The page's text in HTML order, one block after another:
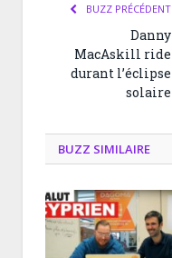
BUZZ PRÉCÉDENT
Danny
MacAskill ride
durant l’éclipse
solaire
BUZZ SIMILAIRE